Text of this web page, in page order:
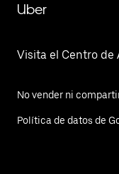
Uber
Visita el Centro de
No vender ni
Política de datos de